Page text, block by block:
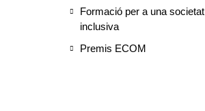
Formació per a una societat
inclusiva
Premis ECOM